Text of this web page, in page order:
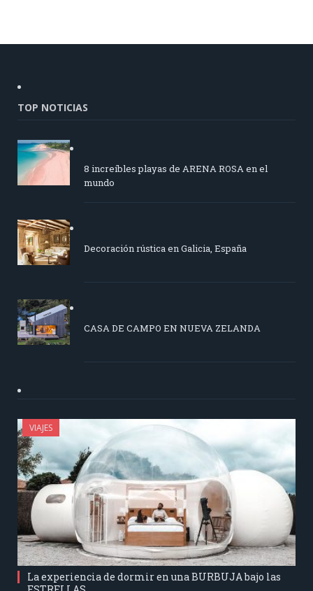
TOP NOTICIAS
8 increíbles playas de ARENA ROSA en el
mundo
Decoración rústica en Galicia, España
CASA DE CAMPO EN NUEVA ZELANDA
VIAJES
La experiencia de dormir en una BURBUJA bajo las